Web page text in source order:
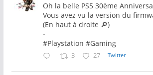
Oh la belle PS5 30ème
Vous avez vu la version du
(En haut à droite 🔎)
-
#Playstation #Gaming
3 27 Twitter